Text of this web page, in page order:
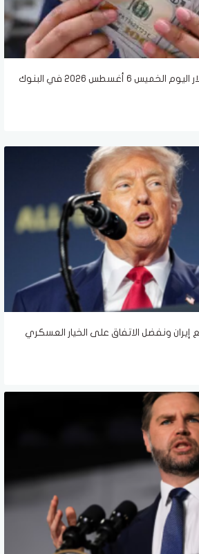
6 أغسطس 2026 في البنوك
إيران ونفضل الاتفاق على الخيار العسكري